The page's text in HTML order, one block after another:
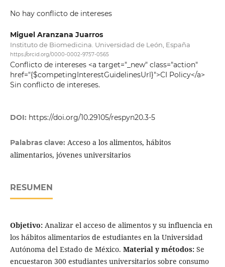
No hay conflicto de intereses
Miguel Aranzana Juarros
Instituto de Biomedicina. Universidad de León, España
https://orcid.org/0000-0002-9757-0565
Conflicto de intereses <a target="_new" class="action"
href="{$competingInterestGuidelinesUrl}">CI Policy</a>
Sin conflicto de intereses.
DOI: https://doi.org/10.29105/respyn20.3-5
Palabras clave: Acceso a los alimentos, hábitos
alimentarios, jóvenes universitarios
RESUMEN
Objetivo:Analizar el acceso de alimentos y su influencia en
los hábitos alimentarios de estudiantes en la Universidad
Autónoma del Estado de México. Material y métodos: Se
encuestaron 300 estudiantes universitarios sobre consumo